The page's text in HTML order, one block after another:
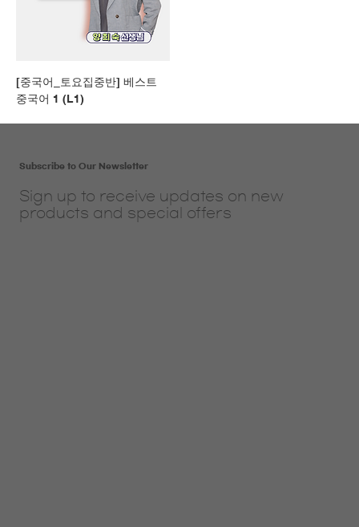
[중국어_토요집중반] 베스트
중국어 1 (L1)
Subscribe to Our Newsletter
Sign up to receive updates on new
products and special offers